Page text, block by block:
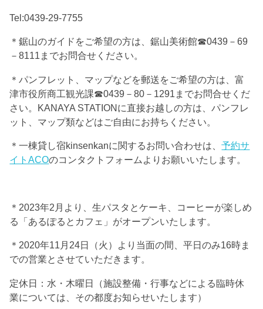
Tel:0439-29-7755
＊鋸山のガイドをご希望の方は、鋸山美術館☎0439－69
－8111までお問合せください。
＊パンフレット、マップなどを郵送をご希望の方は、富
津市役所商工観光課☎0439－80－1291までお問合せくだ
さい。KANAYA STATIONに直接お越しの方は、パンフレ
ット、マップ類などはご自由にお持ちください。
＊一棟貸し宿kinsenkanに関するお問い合わせは、予約サ
イトACOのコンタクトフォームよりお願いいたします。
＊2023年2月より、生パスタとケーキ、コーヒーが楽しめ
る「あるぽるとカフェ」がオープンいたします。
＊2020年11月24日（火）より当面の間、平日のみ16時ま
での営業とさせていただきます。
定休日：水・木曜日（施設整備・行事などによる臨時休
業については、その都度お知らせいたします）